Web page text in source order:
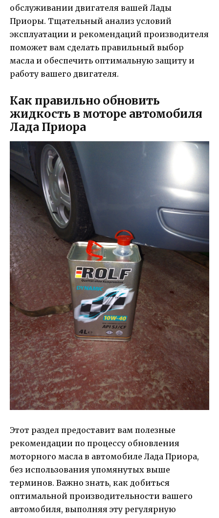
обслуживании двигателя вашей Лады
Приоры. Тщательный анализ условий
эксплуатации и рекомендаций производителя
поможет вам сделать правильный выбор
масла и обеспечить оптимальную защиту и
работу вашего двигателя.
Как правильно обновить
жидкость в моторе автомобиля
Лада Приора
Этот раздел предоставит вам полезные
рекомендации по процессу обновления
моторного масла в автомобиле Лада Приора,
без использования упомянутых выше
терминов. Важно знать, как добиться
оптимальной производительности вашего
автомобиля, выполняя эту регулярную